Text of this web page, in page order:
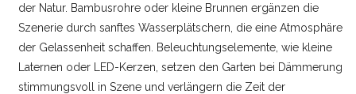
der Natur. Bambusrohre oder kleine Brunnen ergänzen die
Szenerie durch sanftes Wasserplätschern, die eine Atmosphäre
der Gelassenheit schaffen. Beleuchtungselemente, wie kleine
Laternen oder LED-Kerzen, setzen den Garten bei Dämmerung
stimmungsvoll in Szene und verlängern die Zeit der